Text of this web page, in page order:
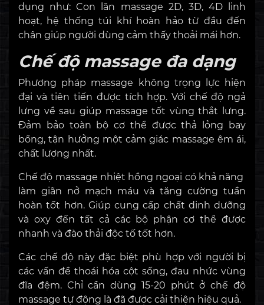
dụng như: Con lăn massage 2D, 3D, 4D linh
hoạt, hệ thống túi khí hoàn hảo từ đầu đến
chân giúp người dùng cảm thấy thoải mái hơn.
Chế độ massage đa dạng
Phương pháp massage không trọng lực hiện
đại và tiên tiến được tích hợp. Với chế độ ngả
lưng về sau giúp massage tốt vùng thắt lưng.
Đảm bảo toàn bộ cơ thể được thả lỏng bay
bổng, tận hưởng một cảm giác massage êm ái,
chất lượng nhất.
Chế độ massage nhiệt hồng ngoại có khả năng
làm giãn nở mạch máu và tăng cường tuần
hoàn tốt hơn. Giúp cung cấp chất dinh dưỡng
và oxy đến tất cả các bộ phận cơ thể được
nhanh và đào thải độc tố tốt hơn.
Các chế độ này đặc biệt phù hợp với người bị
các vấn đề thoái hóa cột sống, đau nhức vùng
đĩa đệm. Chỉ cần dùng 15-20 phút ở chế độ
massage tự động là đã được cải thiện hiệu quả.